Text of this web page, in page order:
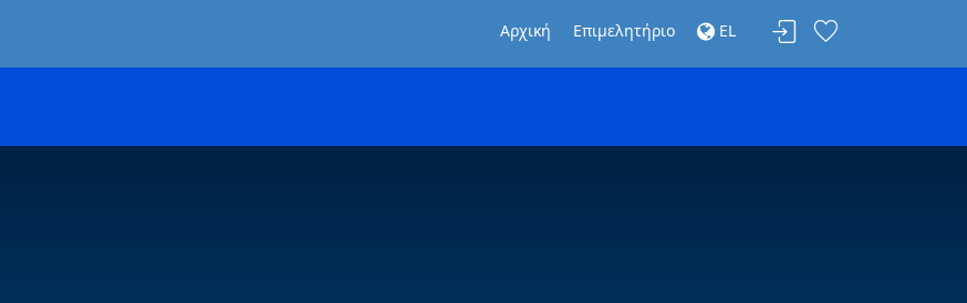
Αρχική Επιμελητήριο EL